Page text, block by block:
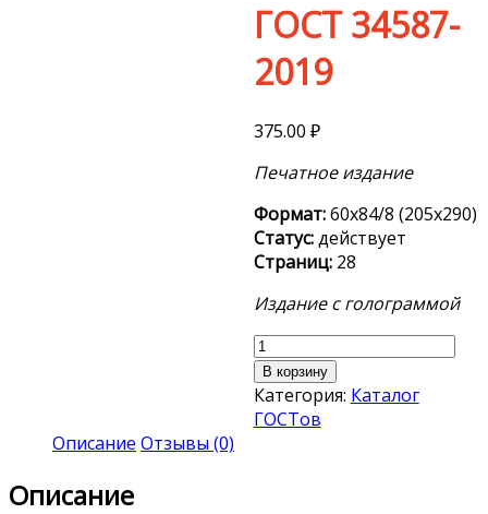
ГОСТ 34587-
2019
375.00 ₽
Печатное издание
Формат:60х84/8 (205х290)
Статус:действует
Страниц:28
Издание с голограммой
Количество
товара
ГОСТ
34587-
В корзину
Категория: Каталог
ГОСТов
Описание Отзывы (0)
Описание